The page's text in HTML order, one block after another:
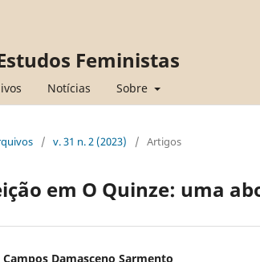
Feministas
Notícias Sobre
/ v. 31 n. 2 (2023) / Artigos
em O Quinze: uma
Campos Damasceno Sarmento